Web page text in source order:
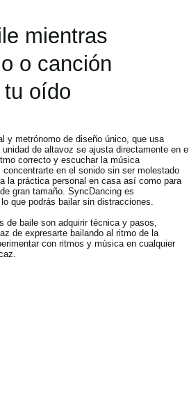
mientras
o canción
oído
y metrónomo de diseño único, que usa
de altavoz se ajusta directamente en el
correcto y escuchar la música
en el sonido sin ser molestado
la práctica personal en casa así como para
gran tamaño. SyncDancing es
que podrás bailar sin distracciones.
de baile son adquirir técnica y pasos,
de expresarte bailando al ritmo de la
con ritmos y música en cualquier